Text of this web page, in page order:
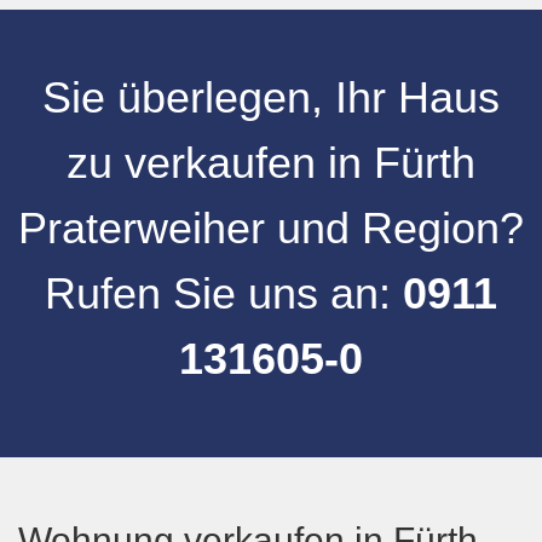
Sie überlegen, Ihr Haus
zu verkaufen in Fürth
Praterweiher und Region?
Rufen Sie uns an: 0911
131605-0